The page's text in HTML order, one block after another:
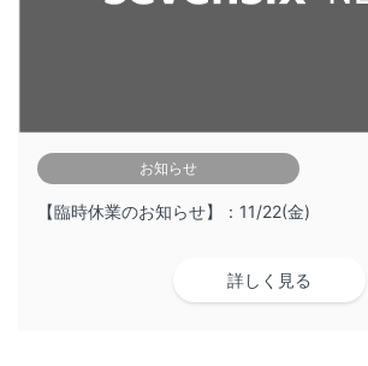
お知らせ
【臨時休業のお知らせ】：11/22(金)
詳しく見る